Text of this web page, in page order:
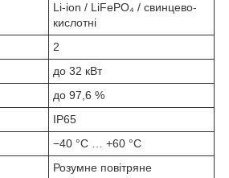
Li-ion / LiFePO₄ / свинцево-
кислотні
2
до 32 кВт
до 97,6 %
IP65
−40 °C … +60 °C
Розумне повітряне